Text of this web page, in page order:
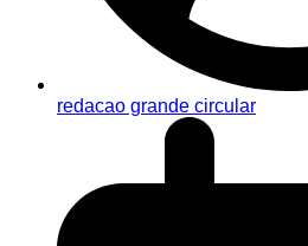
redacao grande circular